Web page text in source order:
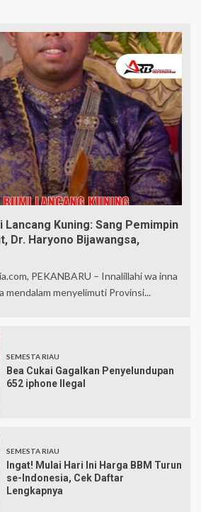
Lancang Kuning: Sang Pemimpin
Dr. Haryono Bijawangsa,
PEKANBARU – Innalillahi wa inna
mendalam menyelimuti Provinsi...
SEMESTA RIAU
Bea Cukai Gagalkan Penyelundupan
652 iphone Ilegal
SEMESTA RIAU
Ingat! Mulai Hari Ini Harga BBM Turun
se-Indonesia, Cek Daftar
Lengkapnya